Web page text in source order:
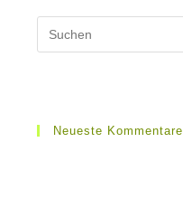
Neueste Kommentare